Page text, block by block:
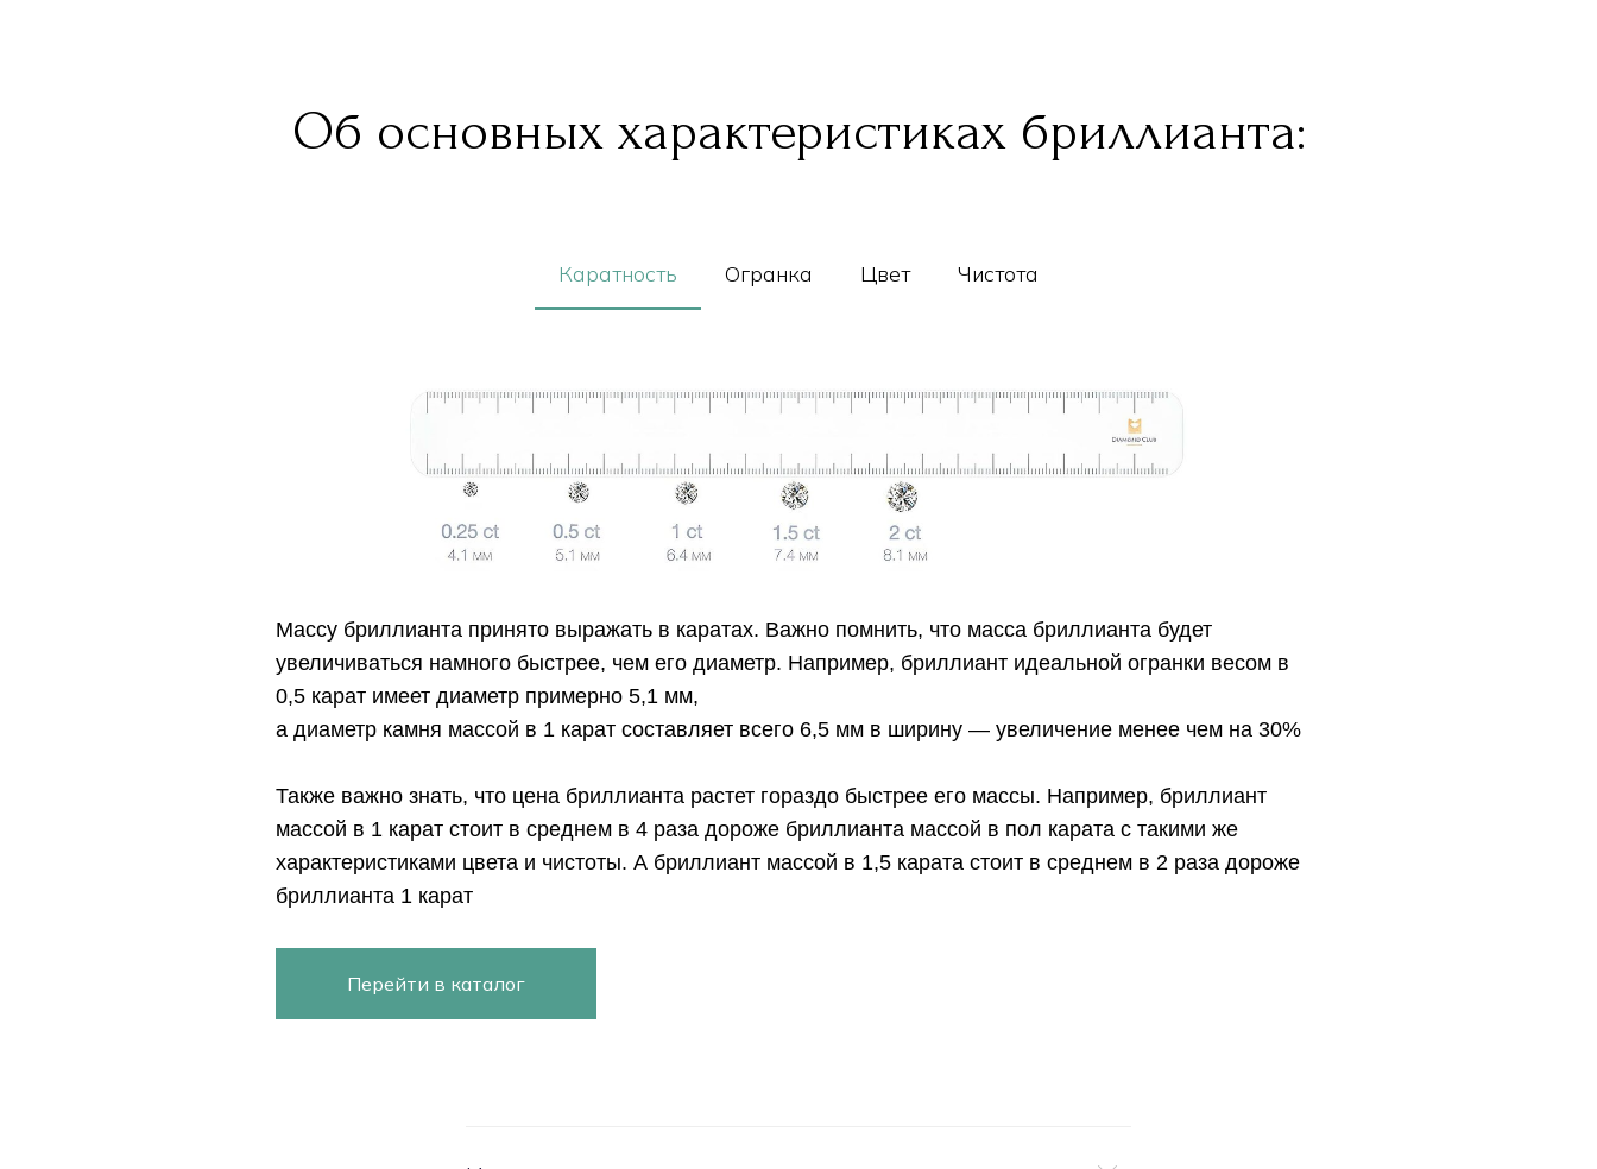
Об основных характеристиках бриллианта:
Каратность Огранка Цвет Чистота
Массу бриллианта принято выражать в каратах. Важно помнить, что масса бриллианта будет
увеличиваться намного быстрее, чем его диаметр. Например, бриллиант идеальной огранки весом в
0,5 карат имеет диаметр примерно 5,1 мм,
а диаметр камня массой в 1 карат составляет всего 6,5 мм в ширину — увеличение менее чем на 30%
Также важно знать, что цена бриллианта растет гораздо быстрее его массы. Например, бриллиант
массой в 1 карат стоит в среднем в 4 раза дороже бриллианта массой в пол карата с такими же
характеристиками цвета и чистоты. А бриллиант массой в 1,5 карата стоит в среднем в 2 раза дороже
бриллианта 1 карат
Перейти в каталог